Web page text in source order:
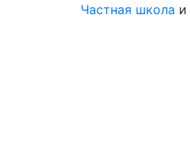
Частная школа и